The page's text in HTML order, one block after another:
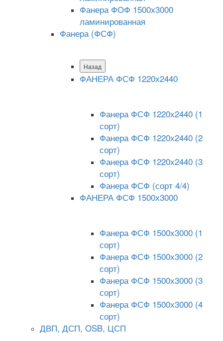
Фанера ФОФ 1500x3000
ламинированная
Фанера (ФСФ)
Назад
ФАНЕРА ФСФ 1220х2440
Фанера ФСФ 1220х2440 (1
сорт)
Фанера ФСФ 1220х2440 (2
сорт)
Фанера ФСФ 1220х2440 (3
сорт)
Фанера ФСФ (сорт 4/4)
ФАНЕРА ФСФ 1500х3000
Фанера ФСФ 1500х3000 (1
сорт)
Фанера ФСФ 1500х3000 (2
сорт)
Фанера ФСФ 1500х3000 (3
сорт)
Фанера ФСФ 1500х3000 (4
сорт)
ДВП, ДСП, OSB, ЦСП